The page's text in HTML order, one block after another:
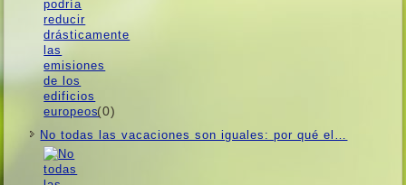
(0)
No todas las vacaciones son iguales: por qué el…